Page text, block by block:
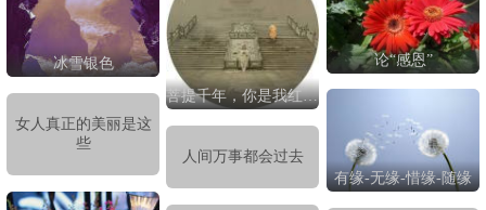
冰雪银色
菩提千年，你是我红尘中最美的缘
论“感恩”
有缘-无缘-惜缘-随缘
女人真正的美丽是这
些
人间万事都会过去